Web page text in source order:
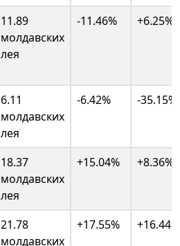
11.89
молдавских
лея
-11.46% +6.25%
6.11
молдавских
лея
-6.42% -35.15%
18.37
молдавских
лея
+15.04% +8.36%
21.78
молдавских
+17.55% +16.44%